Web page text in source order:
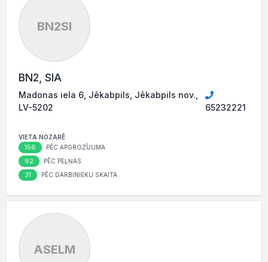
BN2SI
BN2, SIA
Madonas iela 6, Jēkabpils, Jēkabpils nov.,
LV-5202
65232221
VIETA NOZARĒ
156 PĒC APGROZĪJUMA
92 PĒC PEĻŅAS
31 PĒC DARBINIEKU SKAITA
ASELM